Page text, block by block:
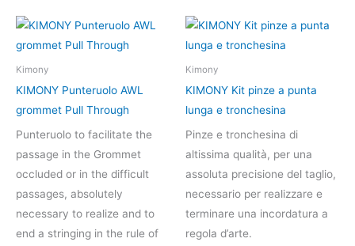
Kimony
KIMONY Punteruolo AWL
grommet Pull Through
Punteruolo to facilitate the
passage in the Grommet
occluded or in the difficult
passages, absolutely
necessary to realize and to
end a stringing in the rule of
Kimony
KIMONY Kit pinze a punta
lunga e tronchesina
Pinze e tronchesina di
altissima qualità, per una
assoluta precisione del taglio,
necessario per realizzare e
terminare una incordatura a
regola d’arte.